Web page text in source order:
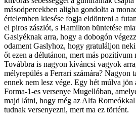
másodpercekben aligha gondolta a
értelemben kiesése fogja eldönteni a
el piros zászlót, s Hamilton büntetése
Gaslyéknak arra, hogy a dobogón
odament Gaslyhoz, hogy gratuláljon
őt ezen a délutánon, mert más pozitívum
Továbbra is nagyon kíváncsi vagyok
mélyrepülés a Ferrari számára? Nagyon
ennek nem lesz vége. Egy hét múlva jön
Forma-1-es versenye Mugellóban,
majd látni, hogy még az Alfa
tudnak versenyezni, mert ma ez történt.